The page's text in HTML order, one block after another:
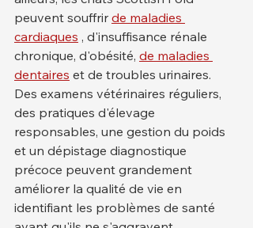
peuvent souffrir de maladies
cardiaques , d'insuffisance rénale
chronique, d'obésité, de maladies
dentaires et de troubles urinaires.
Des examens vétérinaires réguliers,
des pratiques d'élevage
responsables, une gestion du poids
et un dépistage diagnostique
précoce peuvent grandement
améliorer la qualité de vie en
identifiant les problèmes de santé